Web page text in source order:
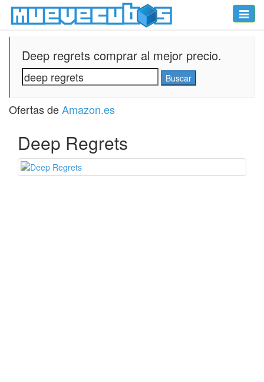
Toggle
Deep regrets comprar al mejor precio.
Ofertas deAmazon.es
Deep Regrets